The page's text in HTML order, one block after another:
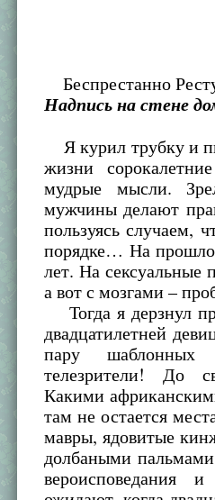
Беспрестанно
Надпись на стене
Я курил трубку и
жизни
мудрые мысли.
мужчины делают
пользуясь случаем,
порядке… На
лет. На сексуальные
а вот с мозгами –
Тогда я дерзнул
двадцатилетней
пару шаблонных
телезрители! До
Какими
там не остается
мавры, ядовитые
долбаными
вероисповедания